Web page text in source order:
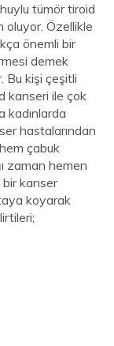
tümör tiroid
Özellikle
önemli bir
demek
Bu kişi çeşitli
kanseri ile çok
kadınlarda
hastalarından
çabuk
zaman hemen
kanser
koyarak